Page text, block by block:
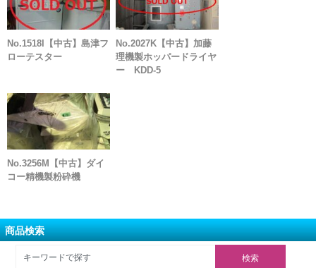
No.1518I【中古】島津フ
ローテスター
No.2027K【中古】加藤
理機製ホッパードライヤ
ー KDD-5
No.3256M【中古】ダイ
コー精機製粉砕機
商品検索